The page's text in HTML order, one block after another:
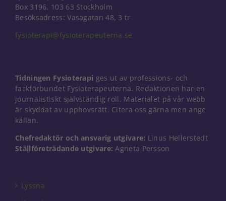
Box 3196, 103 63 Stockholm
Besöksadress: Vasagatan 48, 3 tr
fysioterapi@fysioterapeuterna.se
Tidningen Fysioterapi ges ut av professions- och
fackförbundet Fysioterapeuterna. Redaktionen har en
journalistiskt självständig roll. Materialet på vår webb
är skyddat av upphovsrätt. Citera oss gärna men ange
källan.
Chefredaktör och ansvarig utgivare: Linus Hellerstedt
Ställföreträdande utgivare: Agneta Persson
Lyssna
Nödvändiga